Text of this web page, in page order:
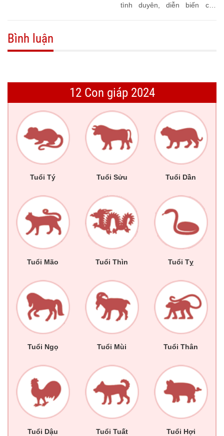
tình duyên, diễn biến các
Bình luận
12 Con giáp 2024
Tuổi Tý Tuổi Sửu Tuổi Dần
Tuổi Mão Tuổi Thìn Tuổi Tỵ
Tuổi Ngọ Tuổi Mùi Tuổi Thân
Tuổi Dậu Tuổi Tuất Tuổi Hợi